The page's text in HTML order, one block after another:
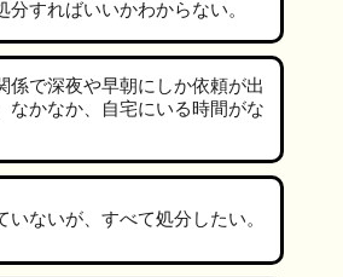
分すればいいかわからない。
係で深夜や早朝にしか依頼が出
なかなか、自宅にいる時間がな
いないが、すべて処分したい。